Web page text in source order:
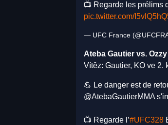
📺 Regarde les prélims
pic.twitter.com/
— UFC France
Ateba Gautier vs.
Vítěz: Gautier, KO ve 2.
💪 Le danger est de
@AtebaGautierMMA
📺 Regarde l’#UFC328